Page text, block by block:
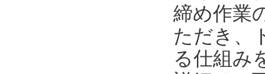
締め作業
ただき、
る仕組み